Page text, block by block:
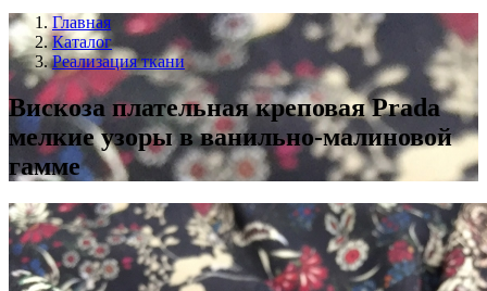
Главная
Каталог
Реализация ткани
Вискоза плательная креповая Prada
мелкие узоры в ванильно-малиновой
гамме